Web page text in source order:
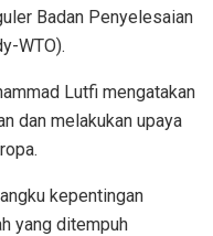
Badan Penyelesaian
WTO).
Lutfi mengatakan
dan melakukan upaya
kepentingan
yang ditempuh